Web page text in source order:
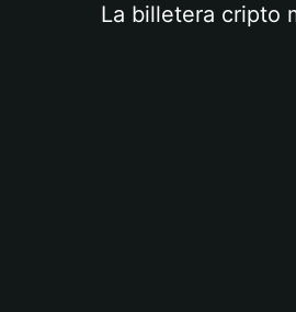
La billetera cripto